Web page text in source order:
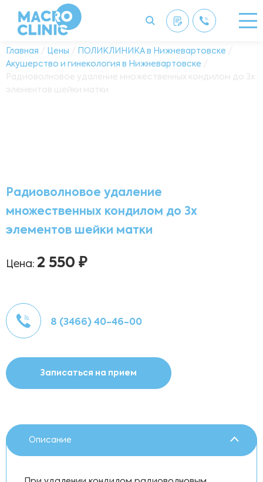
Главная / Цены / ПОЛИКЛИНИКА в Нижневартовске /
Акушерство и гинекология в Нижневартовске /
Радиоволновое удаление множественных кондилом до 3х
элементов шейки матки
Радиоволновое удаление
множественных кондилом до 3х
элементов шейки матки
Цена: 2 550 ₽
8 (3466) 40-46-00
Записаться на прием
Описание